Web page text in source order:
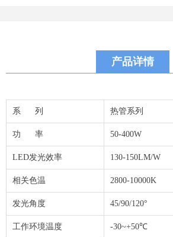
产品详情
系 列 热管系列
功 率 50-400W
LED发光效率 130-150LM/W
相关色温 2800-10000K
发光角度 45/90/120°
工作环境温度 -30~+50℃